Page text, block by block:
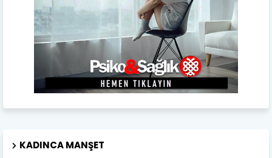
KADINCA MANŞET